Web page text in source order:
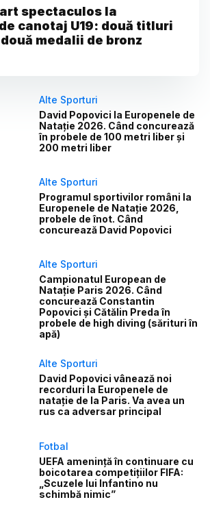
spectaculos la
canotaj U19: două titluri
medalii de bronz
Alte Sporturi
David Popovici la Europenele de
Natație 2026. Când concurează
în probele de 100 metri liber și
200 metri liber
Alte Sporturi
Programul sportivilor români la
Europenele de Natație 2026,
probele de înot. Când
concurează David Popovici
Alte Sporturi
Campionatul European de
Natație Paris 2026. Când
concurează Constantin
Popovici și Cătălin Preda în
probele de high diving (sărituri în
apă)
Alte Sporturi
David Popovici vânează noi
recorduri la Europenele de
natație de la Paris. Va avea un
rus ca adversar principal
Fotbal
UEFA amenință în continuare cu
boicotarea competițiilor FIFA:
„Scuzele lui Infantino nu
schimbă nimic”